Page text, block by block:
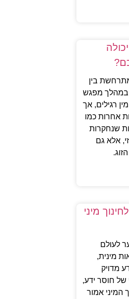
בין
במהלך מפגש
רגילים, אך
אחרות כמו
שנחקרות
אלא גם
מיני
לעולם
מינית,
מדויק
של חוסר ידע,
המיני אמור